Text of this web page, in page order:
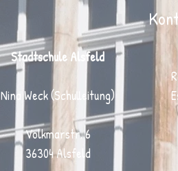
Stadtschule Alsfeld
Nina Weck (Schulleitung)
Volkmarstr. 6
36304 Alsfeld